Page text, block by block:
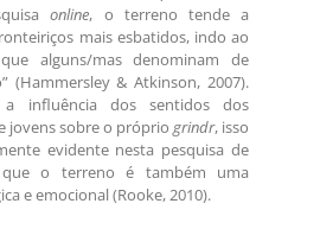
online, o terreno tende a
mais esbatidos, indo ao
alguns/mas denominam de
(Hammersley & Atkinson, 2007).
a influência dos sentidos dos
jovens sobre o próprio grindr, isso
evidente nesta pesquisa de
o terreno é também uma
e emocional (Rooke, 2010).